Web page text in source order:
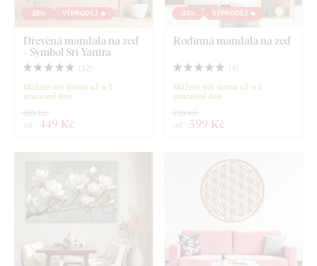
-25% VÝPRODEJ 🔥
Dřevěná mandala na zeď
- Symbol Sri Yantra
( 12)
Můžete mít doma už o 1
pracovní den
od 449 Kč
599 Kč
-24% VÝPRODEJ 🔥
Rodinná mandala na zeď
( 4)
Můžete mít doma už o 1
pracovní den
od 599 Kč
789 Kč